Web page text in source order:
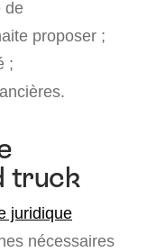
de
proposer ;
;
truck
juridique
nécessaires